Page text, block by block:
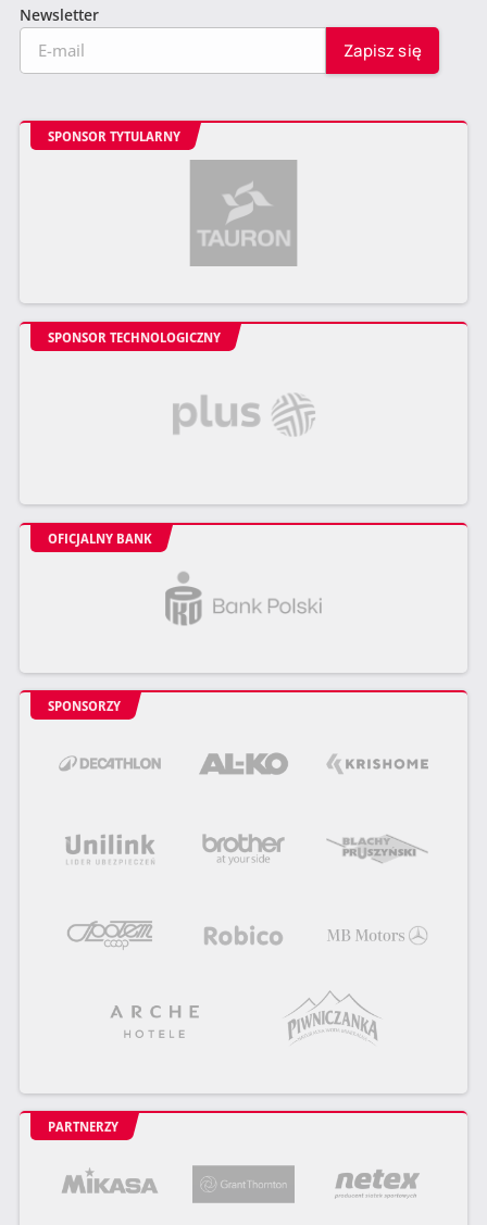
Newsletter
SPONSOR TYTULARNY
SPONSOR TECHNOLOGICZNY
OFICJALNY BANK
SPONSORZY
PARTNERZY